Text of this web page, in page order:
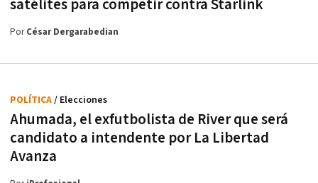
satélites para competir contra Starlink
PorCésar Dergarabedian
Ahumada, el exfutbolista de River que será
candidato a intendente por La Libertad
Avanza
POLÍTICA/ Elecciones